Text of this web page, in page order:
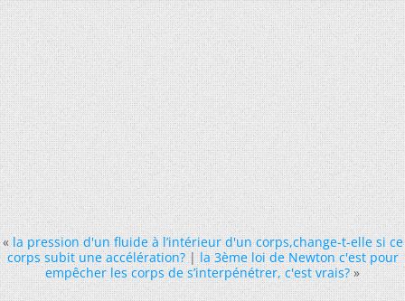
« la pression d'un fluide à l’intérieur d'un corps,change-t-elle si ce
corps subit une accélération?|la 3ème loi de Newton c'est pour
empêcher les corps de s’interpénétrer, c'est vrais? »